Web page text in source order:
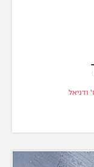
ודניאל